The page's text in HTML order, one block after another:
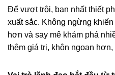
Để vượt trội, bạn nhất thiết
xuất sắc. Không ngừng
hơn và say mê khám phá
thêm giá trị, khôn ngoan